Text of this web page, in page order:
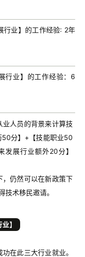
行业】的工作经验: 2年
行业】的工作经验：6
人员的背景来计算技
分】+【技能职业50
展行业额外20分】
仍然可以在新政策下
技术移民邀请。
】
在此三大行业就业。